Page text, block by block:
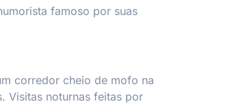
famoso por suas
corredor cheio de mofo na
Visitas noturnas feitas por